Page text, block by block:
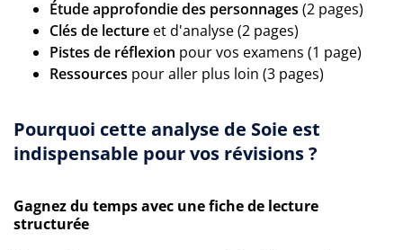
Étude approfondie des personnages (2 pages)
Clés de lecture et d'analyse (2 pages)
Pistes de réflexion pour vos examens (1 page)
Ressources pour aller plus loin (3 pages)
Pourquoi cette analyse de Soie est
indispensable pour vos révisions ?
Gagnez du temps avec une fiche de lecture
structurée